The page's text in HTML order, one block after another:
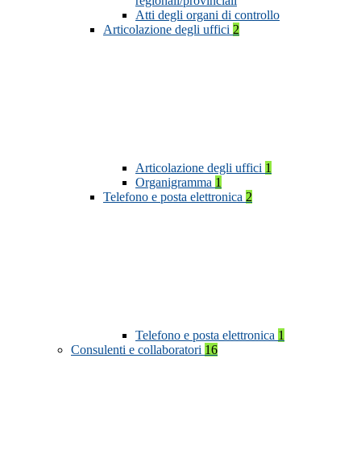
Atti degli organi di controllo
Articolazione degli uffici 2
Articolazione degli uffici 1
Organigramma 1
Telefono e posta elettronica 2
Telefono e posta elettronica 1
Consulenti e collaboratori 16